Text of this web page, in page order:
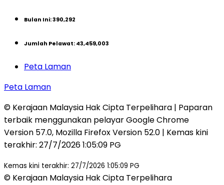
Bulan Ini:390,292
Jumlah Pelawat: 43,459,003
Peta Laman
Peta Laman
© Kerajaan Malaysia Hak Cipta Terpelihara | Paparan
terbaik menggunakan pelayar Google Chrome
Version 57.0, Mozilla Firefox Version 52.0 | Kemas kini
terakhir: 27/7/2026 1:05:09 PG
Kemas kini terakhir: 27/7/2026 1:05:09 PG
© Kerajaan Malaysia Hak Cipta Terpelihara